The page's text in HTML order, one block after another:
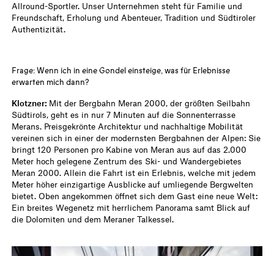
Allround-Sportler. Unser Unternehmen steht für Familie und
Freundschaft, Erholung und Abenteuer, Tradition und Südtiroler
Authentizität.
Frage: Wenn ich in eine Gondel einsteige, was für Erlebnisse
erwarten mich dann?
Klotzner: Mit der Bergbahn Meran 2000, der größten Seilbahn
Südtirols, geht es in nur 7 Minuten auf die Sonnenterrasse
Merans. Preisgekrönte Architektur und nachhaltige Mobilität
vereinen sich in einer der modernsten Bergbahnen der Alpen: Sie
bringt 120 Personen pro Kabine von Meran aus auf das 2.000
Meter hoch gelegene Zentrum des Ski- und Wandergebietes
Meran 2000. Allein die Fahrt ist ein Erlebnis, welche mit jedem
Meter höher einzigartige Ausblicke auf umliegende Bergwelten
bietet. Oben angekommen öffnet sich dem Gast eine neue Welt:
Ein breites Wegenetz mit herrlichem Panorama samt Blick auf
die Dolomiten und dem Meraner Talkessel.